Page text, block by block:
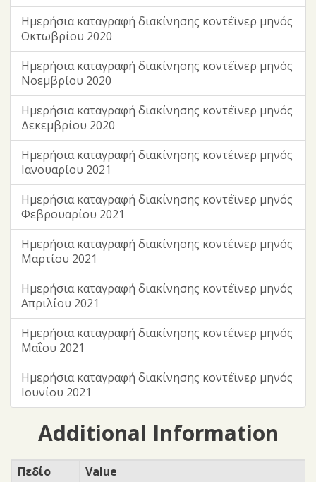
Ημερήσια καταγραφή διακίνησης κοντέϊνερ μηνός
Οκτωβρίου 2020
Ημερήσια καταγραφή διακίνησης κοντέϊνερ μηνός
Νοεμβρίου 2020
Ημερήσια καταγραφή διακίνησης κοντέϊνερ μηνός
Δεκεμβρίου 2020
Ημερήσια καταγραφή διακίνησης κοντέϊνερ μηνός
Ιανουαρίου 2021
Ημερήσια καταγραφή διακίνησης κοντέϊνερ μηνός
Φεβρουαρίου 2021
Ημερήσια καταγραφή διακίνησης κοντέϊνερ μηνός
Μαρτίου 2021
Ημερήσια καταγραφή διακίνησης κοντέϊνερ μηνός
Απριλίου 2021
Ημερήσια καταγραφή διακίνησης κοντέϊνερ μηνός
Μαΐου 2021
Ημερήσια καταγραφή διακίνησης κοντέϊνερ μηνός
Ιουνίου 2021
Additional Information
Πεδίο Value